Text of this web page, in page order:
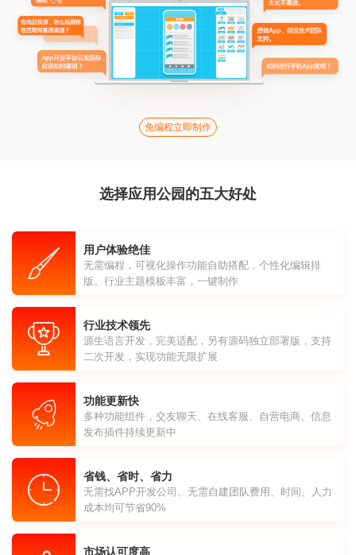
免编程立即制作
选择应用公园的五大好处
用户体验绝佳
无需编程，可视化操作功能自助搭配，个性化编辑排
版。行业主题模板丰富，一键制作
行业技术领先
源生语言开发，完美适配，另有源码独立部署版，支持
二次开发，实现功能无限扩展
功能更新快
多种功能组件，交友聊天、在线客服、自营电商、信息
发布插件持续更新中
省钱、省时、省力
无需找APP开发公司、无需自建团队费用、时间、人力
成本均可节省90%
市场认可度高